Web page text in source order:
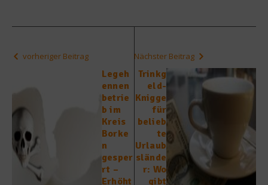
vorheriger Beitrag
Legeh
ennen
betrie
b im
Kreis
Borke
n
gesper
rt –
Erhöht
Nächster Beitrag
Trinkg
eld-
Knigge
für
belieb
te
Urlaub
slände
r: Wo
gibt